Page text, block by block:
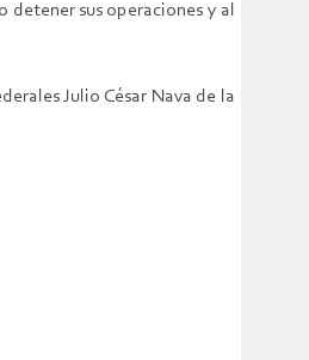
sus operaciones y al
Julio César Nava de la